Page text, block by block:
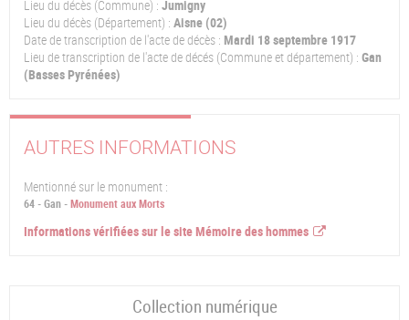
Lieu du décès (Commune) : Jumigny
Lieu du décès (Département) : Aisne (02)
Date de transcription de l'acte de décès : Mardi 18 septembre 1917
Lieu de transcription de l'acte de décés (Commune et département) : Gan
(Basses Pyrénées)
AUTRES INFORMATIONS
Mentionné sur le monument :
64 - Gan -Monument aux Morts
Informations vérifiées sur le site Mémoire des hommes
Collection numérique